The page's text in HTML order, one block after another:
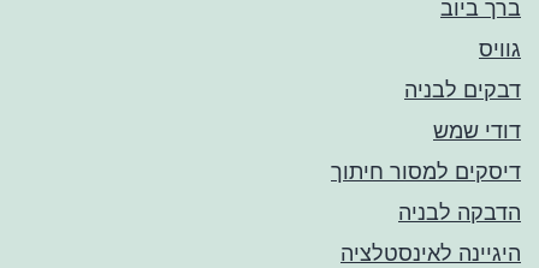
ברך ביוב
גוויס
דבקים לבניה
דודי שמש
דיסקים למסור חיתוך
הדבקה לבניה
היגיינה לאינסטלציה